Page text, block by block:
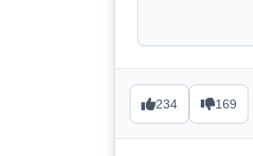
234 169